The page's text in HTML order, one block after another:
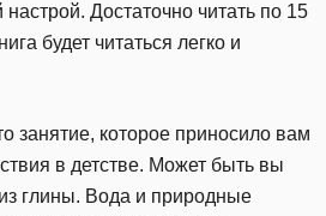
Достаточно читать по 15
будет читаться легко и
занятие, которое приносило вам
в детстве. Может быть вы
глины. Вода и природные